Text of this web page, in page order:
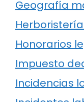
Geografía
Honorarios
Impuesto
Incidencias